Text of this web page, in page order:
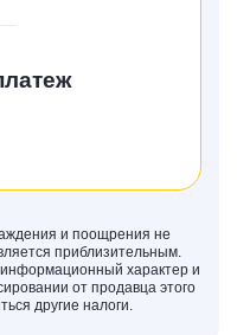
и поощрения не
приблизительным.
характер и
от продавца этого
другие налоги.